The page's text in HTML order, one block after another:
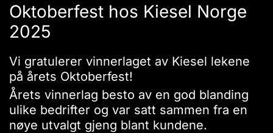
Oktoberfest hos Kiesel Norge
2025
Vi gratulerer vinnerlaget av Kiesel lekene
på årets Oktoberfest!
Årets vinnerlag besto av en god blanding
ulike bedrifter og var satt sammen fra en
nøye utvalgt gjeng blant kundene.